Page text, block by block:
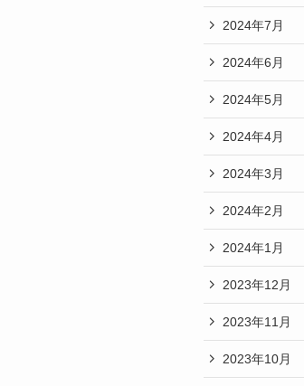
2024年7月
2024年6月
2024年5月
2024年4月
2024年3月
2024年2月
2024年1月
2023年12月
2023年11月
2023年10月